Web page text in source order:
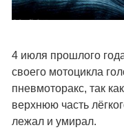
4 июля прошлого
своего мотоцикла
пневмоторакс, так
верхнюю часть
лежал и умирал.